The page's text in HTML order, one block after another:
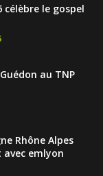
célèbre le gospel
au TNP
Rhône Alpes
emlyon